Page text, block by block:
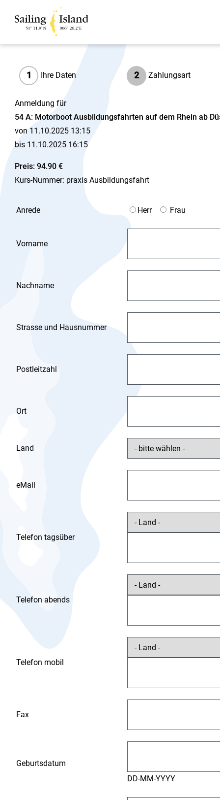
1 Ihre Daten 2 Zahlungsart
Anmeldung für
54 A: Motorboot Ausbildungsfahrten auf dem Rhein ab
von 11.10.2025 13:15
bis 11.10.2025 16:15
Preis: 94.90 €
Kurs-Nummer: praxis Ausbildungsfahrt
Anrede Herr Frau
Vorname
Nachname
Strasse und Hausnummer
Postleitzahl
Ort
Land
eMail
Telefon tagsüber
Telefon abends
Telefon mobil
Fax
Geburtsdatum
DD-MM-YYYY